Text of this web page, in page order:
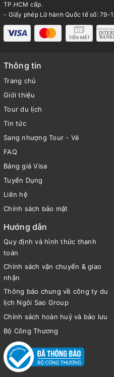
TP.HCM cấp.
- Giấy phép Lữ hành Quốc tế số: 79-
Thông tin
Trang chủ
Giới thiệu
Tour du lịch
Tin tức
Sang nhượng Tour - Vé
FAQ
Bảng giá Visa
Tuyển Dụng
Liên hệ
Chính sách bảo mật
Hướng dẫn
Quy định và hình thức thanh
toán
Chính sách vận chuyển & giao
nhận
Thông báo chung về công ty du
lịch Ngôi Sao Group
Chính sách hoàn huỷ và bảo lưu
Bộ Công Thương